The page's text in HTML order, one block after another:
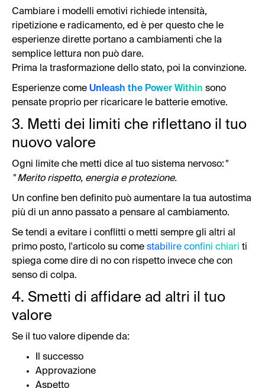
Cambiare i modelli emotivi richiede intensità,
ripetizione e radicamento, ed è per questo che le
esperienze dirette portano a cambiamenti che la
semplice lettura non può dare.
Prima la trasformazione dello stato, poi la convinzione.
Esperienze come Unleash the Power Within sono
pensate proprio per ricaricare le batterie emotive.
3. Metti dei limiti che riflettano il tuo
nuovo valore
Ogni limite che metti dice al tuo sistema nervoso:"
" Merito rispetto, energia e protezione.
Un confine ben definito può aumentare la tua autostima
più di un anno passato a pensare al cambiamento.
Se tendi a evitare i conflitti o metti sempre gli altri al
primo posto, l'articolo su come stabilire confini chiari ti
spiega come dire di no con rispetto invece che con
senso di colpa.
4. Smetti di affidare ad altri il tuo
valore
Se il tuo valore dipende da:
Il successo
Approvazione
Aspetto